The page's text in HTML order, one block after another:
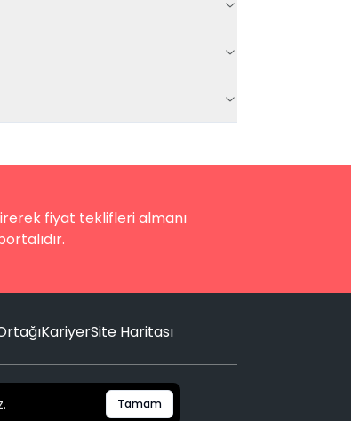
fiyat teklifleri almanı
KariyerSite Haritası
Tamam